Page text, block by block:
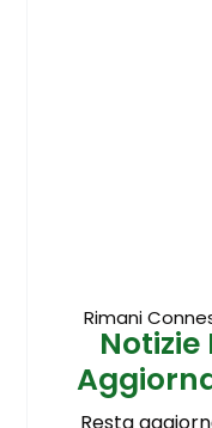
Rimani
Notizie